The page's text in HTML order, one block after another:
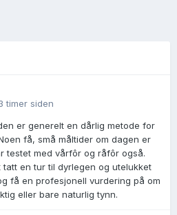
timer siden
er generelt en dårlig metode for
få, små måltider om dagen er
testet med vårfôr og råfôr også.
tatt en tur til dyrlegen og utelukket
få en profesjonell vurdering på om
eller bare naturlig tynn.